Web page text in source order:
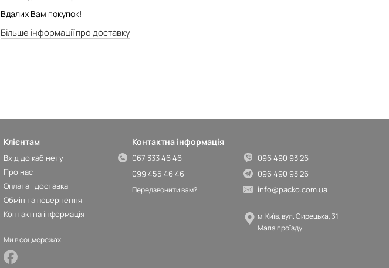
Вдалих Вам покупок!
Більше інформації про доставку
Клієнтам
Вхід до кабінету
Про нас
Оплата і доставка
Обмін та повернення
Контактна інформація
Ми в соцмережах
Контактна інформація
067 333 46 46
099 455 46 46
Передзвонити вам?
096 490 93 26
096 490 93 26
info@packo.com.ua
м. Київ, вул. Сирецька, 31
Мапа проїзду